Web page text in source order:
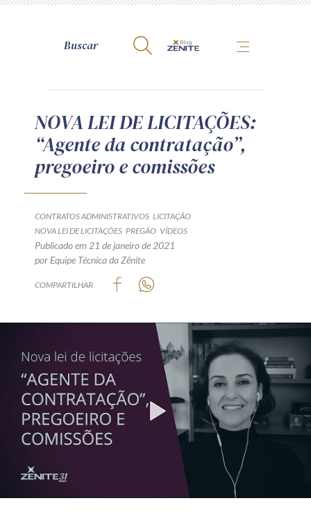
A Zênite
Como publicar conosco
Site da Zênite
Termos de uso
Política de Privacidade
Guia de Direitos dos Titulares de Dados
Encarregado (contato)
Produtos e serviços
Zênite Fácil IA
Zênite Play
Orientação por Escrito
Mentoria Zênite
Capacitação
NOVA LEI DE LICITAÇÕES:
“Agente da contratação”,
pregoeiro e comissões
CONTRATOS ADMINISTRATIVOS LICITAÇÃO
NOVA LEI DE LICITAÇÕES PREGÃO VÍDEOS
Publicado em 21 de janeiro de 2021
por Equipe Técnica da Zênite
COMPARTILHAR